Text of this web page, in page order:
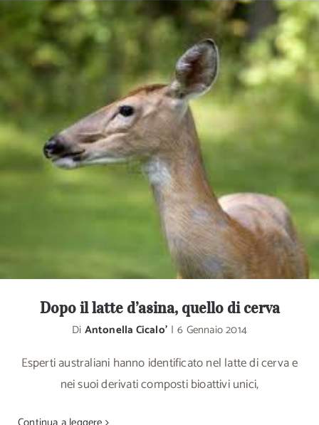
Dopo il latte d’asina, quello di cerva
Di Antonella Cicalo' | 6 Gennaio 2014
Esperti australiani hanno identificato nel latte di cerva e
nei suoi derivati composti bioattivi unici,